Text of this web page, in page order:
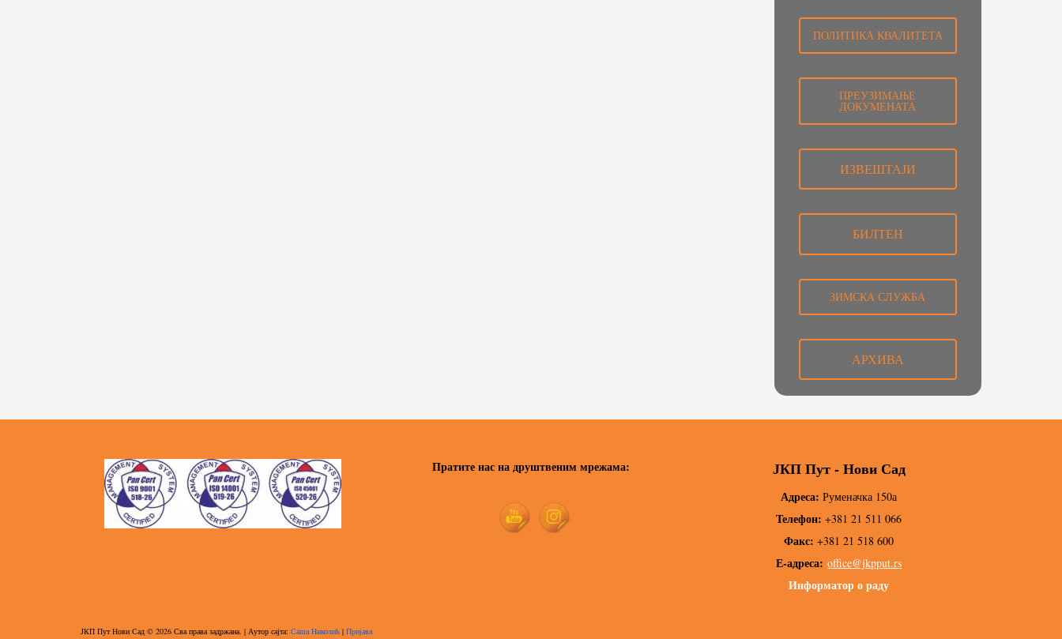
ПОЛИТИКА КВАЛИТЕТА
ПРЕУЗИМАЊЕ
ДОКУМЕНАТА
ИЗВЕШТАЈИ
БИЛТЕН
ЗИМСКА СЛУЖБА
АРХИВА
Пратите нас на друштвеним мрежама: ЈКП Пут - Нови Сад
Адреса: Руменачка 150а
Телефон: +381 21 511 066
Факс:+381 21 518 600
Е-адреса:office@jkpput.rs
Информатор о раду
ЈКП Пут Нови Сад © 2026 Сва права задржана. | Аутор сајта: Саша Николић | Пријава